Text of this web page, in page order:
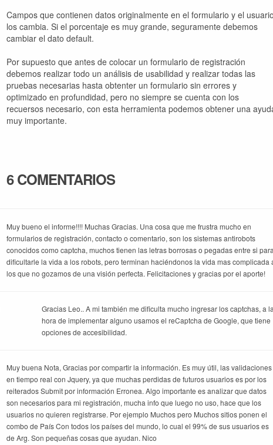
Campos que contienen datos originalmente en el formulario y el
los cambia. Si el porcentaje es muy grande, seguramente debemos
cambiar el dato default.
Por supuesto que antes de colocar un formulario de registración
debemos realizar todo un análisis de usabilidad y realizar todas las
pruebas necesarias hasta obtenter un formulario sin errores y
optimizado en profundidad, pero no siempre se cuenta con los
recuersos necesario, con esta herramienta podemos obtener una
muy importante.
6 COMENTARIOS
Muy bueno el informe!!!! Muchas Gracias. Una cosa que me frustra mucho en
formularios de registración, contacto o comentario, son los sistemas antirobots
conocidos como captcha, muchos tienen las letras borrosas o pegadas entre si
dificultarle la vida a los robots, pero terminan haciéndonos la vida mas complicada
los que no gozamos de una visión perfecta. Felicitaciones y gracias por el aporte!
Gracias Leo.. A mi también me dificulta mucho ingresar los captchas, a
hora de implementar alguno usamos el reCaptcha de Google, que tiene
opciones de accesibilidad.
Muy buena Nota, Gracias por compartir la información. Es muy útil, las validaciones
en tiempo real con Jquery, ya que muchas perdidas de futuros usuarios es por los
reiterados Submit por información Erronea. Algo importante es analizar que datos
son necesarios para mi registración, mucha info que luego no uso, hace que los
usuarios no quieren registrarse. Por ejemplo Muchos pero Muchos sitios ponen el
combo de País Con todos los países del mundo, lo cual el 99% de sus usuarios es
de Arg. Son pequeñas cosas que ayudan. Nico